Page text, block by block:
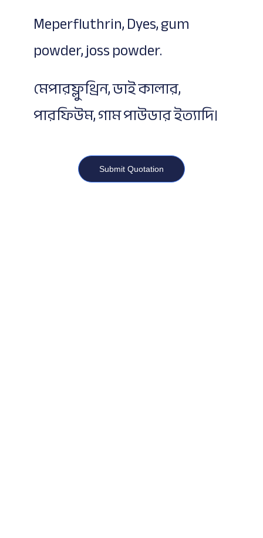
Meperfluthrin, Dyes, gum
powder, joss powder.
মেপারফ্লুথ্রিন, ডাই কালার,
পারফিউম, গাম পাউডার ইত্যাদি।
Submit Quotation